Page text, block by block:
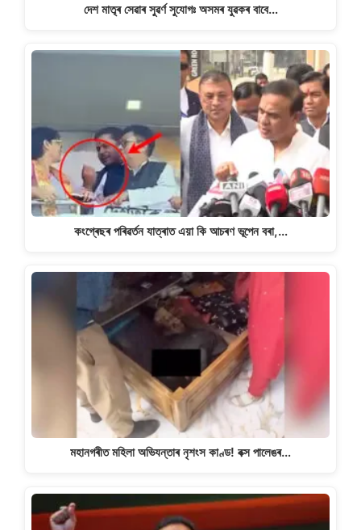
দেশ মাতৃৰ সেৱাৰ সুৱৰ্ণ সুযোগঃ অসমৰ যুৱকৰ বাবে…
কংগ্ৰেছৰ পৰিৱৰ্তন যাত্ৰাত এয়া কি আচৰণ ভূপেন বৰা,…
মহানগৰীত মহিলা অভিযন্তাৰ নৃশংস কাণ্ড! বক্স পালেঙৰ…